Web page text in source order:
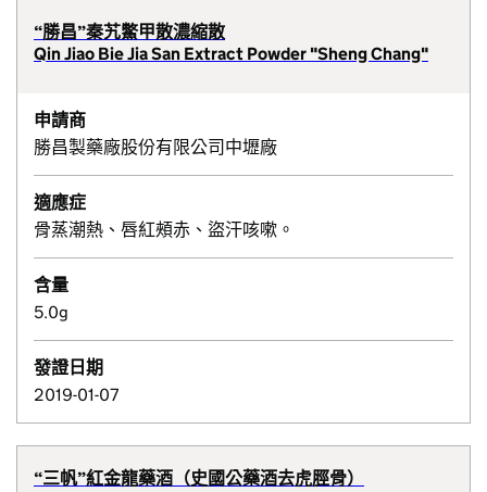
“勝昌”秦艽鱉甲散濃縮散
Qin Jiao Bie Jia San Extract Powder "Sheng Chang"
申請商
勝昌製藥廠股份有限公司中壢廠
適應症
骨蒸潮熱、唇紅頰赤、盜汗咳嗽。
含量
5.0g
發證日期
2019-01-07
“三帆”紅金龍藥酒（史國公藥酒去虎脛骨）